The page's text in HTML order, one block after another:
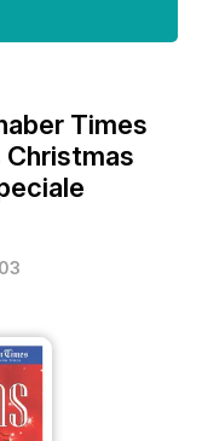
Times
Christmas